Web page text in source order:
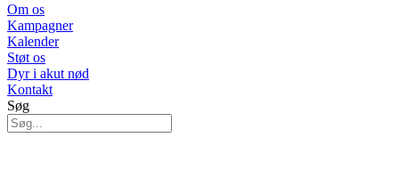
Om os
Kampagner
Kalender
Støt os
Dyr i akut nød
Kontakt
Søg